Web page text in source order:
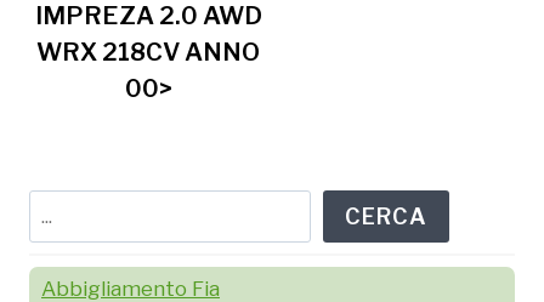
IMPREZA 2.0 AWD
WRX 218CV ANNO
00>
CERCA
Abbigliamento Fia